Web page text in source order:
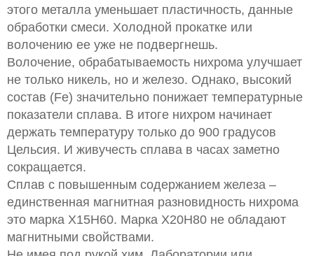
этого металла уменьшает пластичность, данные
обработки смеси. Холодной прокатке или
волочению ее уже не подвергнешь.
Волочение, обрабатываемость нихрома улучшает
не только никель, но и железо. Однако, высокий
состав (Fe) значительно понижает температурные
показатели сплава. В итоге нихром начинает
держать температуру только до 900 градусов
Цельсия. И живучесть сплава в часах заметно
сокращается.
Сплав с повышенным содержанием железа –
единственная магнитная разновидность нихрома
это марка Х15Н60. Марка Х20Н80 не обладают
магнитными свойствами.